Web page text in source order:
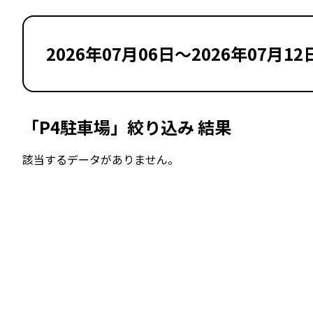
2026年07月06日～2026年07月12
「P4駐車場」絞り込み 結果
該当するデータがありません。